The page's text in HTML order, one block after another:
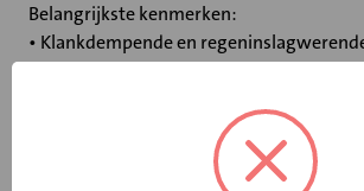
Belangrijkste kenmerken:
• Klankdempende en
• In elke RAL kleur leverbaar